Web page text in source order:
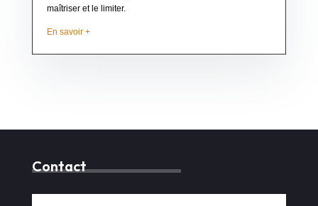
maîtriser et le limiter.
En savoir +
Contact